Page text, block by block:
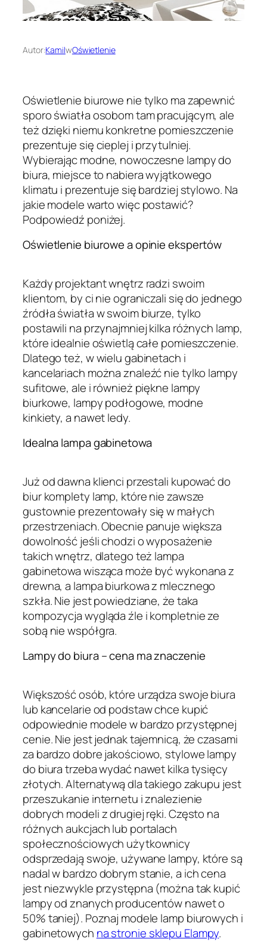
Autor:KamilwOświetlenie
Oświetlenie biurowe nie tylko ma zapewnić
sporo światła osobom tam pracującym, ale
też dzięki niemu konkretne pomieszczenie
prezentuje się cieplej i przytulniej.
Wybierając modne, nowoczesne lampy do
biura, miejsce to nabiera wyjątkowego
klimatu i prezentuje się bardziej stylowo. Na
jakie modele warto więc postawić?
Podpowiedź poniżej.
Oświetlenie biurowe a opinie ekspertów
Każdy projektant wnętrz radzi swoim
klientom, by ci nie ograniczali się do jednego
źródła światła w swoim biurze, tylko
postawili na przynajmniej kilka różnych lamp,
które idealnie oświetlą całe pomieszczenie.
Dlatego też, w wielu gabinetach i
kancelariach można znaleźć nie tylko lampy
sufitowe, ale i również piękne lampy
biurkowe, lampy podłogowe, modne
kinkiety, a nawet ledy.
Idealna lampa gabinetowa
Już od dawna klienci przestali kupować do
biur komplety lamp, które nie zawsze
gustownie prezentowały się w małych
przestrzeniach. Obecnie panuje większa
dowolność jeśli chodzi o wyposażenie
takich wnętrz, dlatego też lampa
gabinetowa wisząca może być wykonana z
drewna, a lampa biurkowa z mlecznego
szkła. Nie jest powiedziane, że taka
kompozycja wygląda źle i kompletnie ze
sobą nie współgra.
Lampy do biura – cena ma znaczenie
Większość osób, które urządza swoje biura
lub kancelarie od podstaw chce kupić
odpowiednie modele w bardzo przystępnej
cenie. Nie jest jednak tajemnicą, że czasami
za bardzo dobre jakościowo, stylowe lampy
do biura trzeba wydać nawet kilka tysięcy
złotych. Alternatywą dla takiego zakupu jest
przeszukanie internetu i znalezienie
dobrych modeli z drugiej ręki. Często na
różnych aukcjach lub portalach
społecznościowych użytkownicy
odsprzedają swoje, używane lampy, które są
nadal w bardzo dobrym stanie, a ich cena
jest niezwykle przystępna (można tak kupić
lampy od znanych producentów nawet o
50% taniej). Poznaj modele lamp biurowych i
gabinetowych na stronie sklepu Elampy.